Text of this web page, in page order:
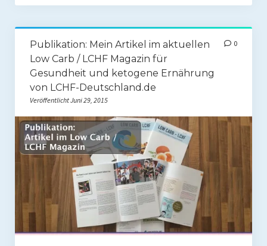
Publikation: Mein Artikel im aktuellen
Low Carb / LCHF Magazin für
Gesundheit und ketogene Ernährung
von LCHF-Deutschland.de
Veröffentlicht Juni 29, 2015
0